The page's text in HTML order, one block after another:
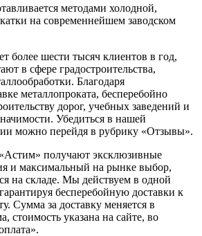
методами холодной,
на современнейшем заводском
более шести тысяч клиентов в год,
в сфере градостроительства,
Благодаря
металлопроката, бесперебойно
дорог, учебных заведений и
Убедиться в нашей
можно перейдя в рубрику «Отзывы».
получают эксклюзивные
и максимальный на рынке выбор,
на складе. Мы действуем в одной
бесперебойную доставки к
Сумма за доставку меняется в
стоимость указана на сайте, во